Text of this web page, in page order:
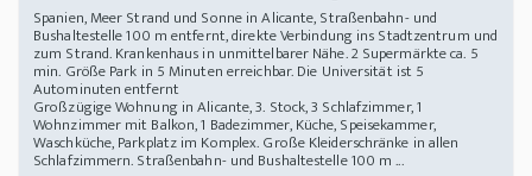
Spanien, Meer Strand und Sonne in Alicante, Straßenbahn- und
Bushaltestelle 100 m entfernt, direkte Verbindung ins Stadtzentrum und
zum Strand. Krankenhaus in unmittelbarer Nähe. 2 Supermärkte ca. 5
min. Größe Park in 5 Minuten erreichbar. Die Universität ist 5
Autominuten entfernt
Großzügige Wohnung in Alicante, 3. Stock, 3 Schlafzimmer, 1
Wohnzimmer mit Balkon, 1 Badezimmer, Küche, Speisekammer,
Waschküche, Parkplatz im Komplex. Große Kleiderschränke in allen
Schlafzimmern. Straßenbahn- und Bushaltestelle 100 m ...